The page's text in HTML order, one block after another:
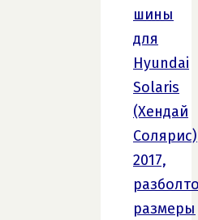
шины
для
Hyundai
Solaris
(Хендай
Солярис)
2017,
размеры